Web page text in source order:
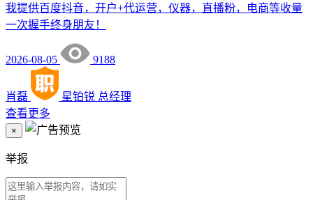
我提供百度抖音，开户+代运营，仪器，直播粉，电商等收量
一次握手终身朋友！
2026-08-05 9188
肖磊 星铂锐 总经理
查看更多
×
举报